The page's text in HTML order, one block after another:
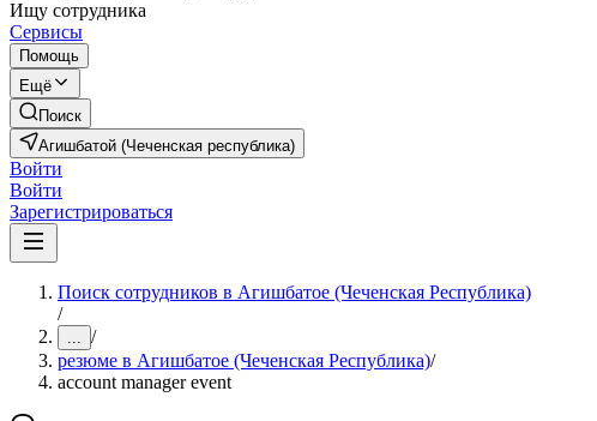
Ищу сотрудника
Сервисы
Помощь
Ещё
Поиск
Агишбатой (Чеченская республика)
Войти
Войти
Зарегистрироваться
Поиск сотрудников в Агишбатое (Чеченская Республика)
/
... /
резюме в Агишбатое (Чеченская Республика)/
account manager event